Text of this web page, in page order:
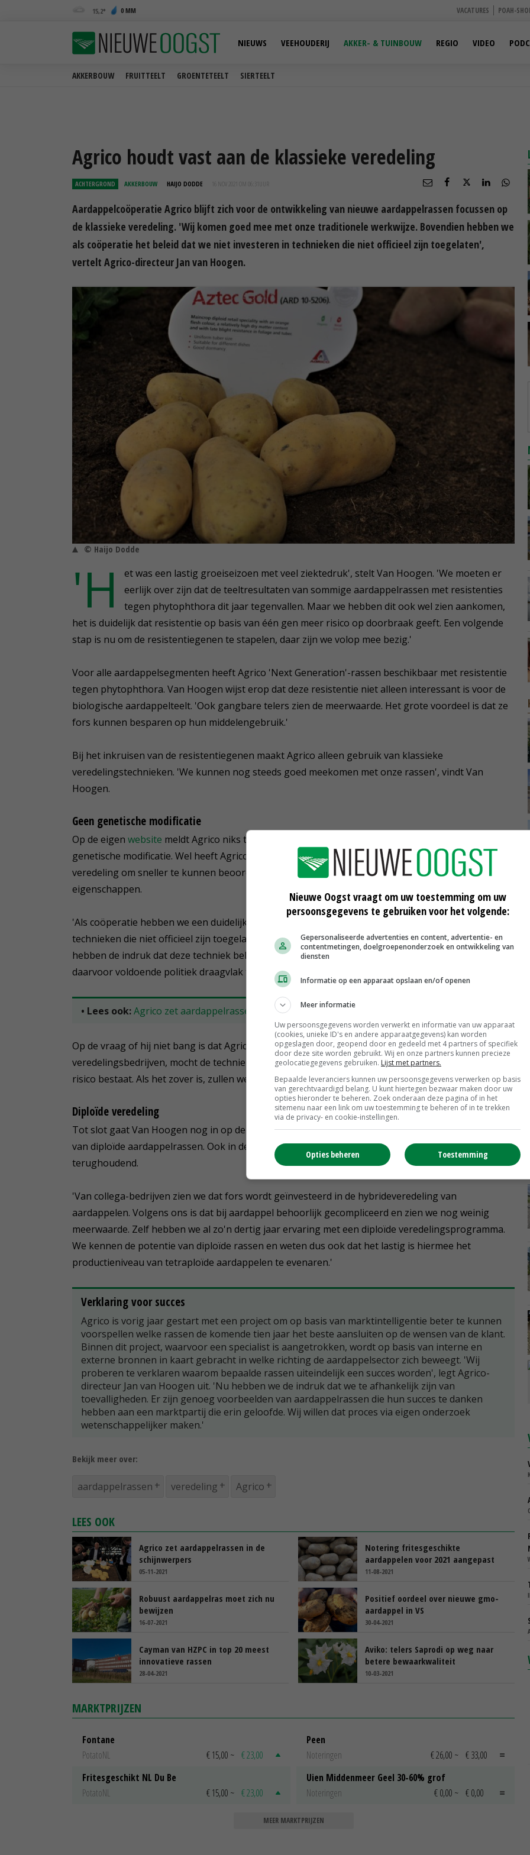
15,2 0 MM VACATURES POAH-
AKKERBOUW FRUITTEELT GROENTETEELT SIERTEELT
NIEUWS VEEHOUDERIJ AKKER- & TUINBOUW REGIO VIDEO
Agrico houdt vast aan de klassieke veredeling
ACHTERGROND AKKERBOUW HAIJO DODDE 16 NOV 2021 OM 06:31
Aardappelcoöperatie Agrico blijft zich voor de ontwikkeling van nieuwe aardappelrassen focussen op
de klassieke veredeling. 'Wij komen goed mee met onze traditionele werkwijze. Bovendien hebben we
als coöperatie het beleid dat we niet investeren in technieken die niet officieel zijn toegelaten',
vertelt Agrico-directeur Jan van Hoogen.
© Haijo Dodde
'H
et was een lastig groeiseizoen met veel ziektedruk', stelt Van Hoogen. 'We moeten er
eerlijk over zijn dat de teeltresultaten van sommige aardappelrassen met resistenties
tegen phytophthora dit jaar tegenvallen. Maar we hebben dit ook wel zien aankomen,
het is duidelijk dat resistentie op basis van één gen meer risico op doorbraak geeft. Een volgende
stap is nu om de resistentiegenen te stapelen, daar zijn we volop mee bezig.'
Voor alle aardappelsegmenten heeft Agrico 'Next Generation'-rassen beschikbaar met resistentie
tegen phytophthora. Van Hoogen wijst erop dat deze resistentie niet alleen interessant is voor de
biologische aardappelteelt. 'Ook gangbare telers zien de meerwaarde. Het grote voordeel is dat ze
fors kunnen besparen op hun middelengebruik.'
Bij het inkruisen van de resistentiegenen maakt Agrico alleen gebruik van klassieke
veredelingstechnieken. 'We kunnen nog steeds goed meekomen met onze rassen', vindt Van
Hoogen.
Geen genetische modificatie
Op de eigen website meldt Agrico niks te doen met technieken die worden geassocieerd met
genetische modificatie. Wel heeft Agrico Research in Emmeloord faciliteiten voor merkergestuurde
veredeling om sneller te kunnen beoordelen of nieuwe variëteiten beschikken over de gewenste
eigenschappen.
'Als coöperatie hebben we een duidelijk beleid dat we het geld van onze leden niet gebruiken voor
technieken die niet officieel zijn toegelaten. Daaronder valt ook Crispr-Cas, wat ons betreft. Wij
hebben de indruk dat deze techniek behoorlijk wordt gehypet en dat het lastig gaat worden
daarvoor voldoende politiek draagvlak te krijgen', verklaart de Agrico-directeur.
• Lees ook:Agrico zet aardappelrassen in de schijnwerpers
Op de vraag of hij niet bang is dat Agrico een achterstand oploopt ten opzichte van andere
veredelingsbedrijven, mocht de techniek alsnog worden toegestaan, antwoordt Van Hoogen: 'Ja dat
risico bestaat. Als het zover is, zullen we de techniek en de kennis daarover moeten inkopen.'
Diploïde veredeling
Tot slot gaat Van Hoogen nog in op de vermeerdering van aardappelen uit zaad en de veredeling
van diploïde aardappelrassen. Ook in deze ontwikkeling is de aardappelcoöperatie nog
terughoudend.
'Van collega-bedrijven zien we dat fors wordt geïnvesteerd in de hybrideveredeling van
aardappelen. Volgens ons is dat bij aardappel behoorlijk gecompliceerd en zien we nog weinig
meerwaarde. Zelf hebben we al zo'n dertig jaar ervaring met een diploïde veredelingsprogramma.
We kennen de potentie van diploïde rassen en weten dus ook dat het lastig is hiermee het
productieniveau van tetraploïde aardappelen te evenaren.'
Verklaring voor succes
Agrico is vorig jaar gestart met een project om op basis van marktintelligentie beter te kunnen
voorspellen welke rassen de komende tien jaar het beste aansluiten op de wensen van de klant.
Binnen dit project, waarvoor een specialist is aangetrokken, wordt op basis van interne en
externe bronnen in kaart gebracht in welke richting de aardappelsector zich beweegt. 'Wij
proberen te verklaren waarom bepaalde rassen uiteindelijk een succes worden', legt Agrico-
directeur Jan van Hoogen uit. 'Nu hebben we de indruk dat we te afhankelijk zijn van
toevalligheden. Er zijn genoeg voorbeelden van aardappelrassen die hun succes te danken
hebben aan een marktpartij die erin geloofde. Wij willen dat proces via eigen onderzoek
wetenschappelijker maken.'
Bekijk meer over:
aardappelrassen veredeling Agrico
LEES OOK
Agrico zet aardappelrassen in de
schijnwerpers
05-11-2021
Notering fritesgeschikte
aardappelen voor 2021 aangepast
11-08-2021
Robuust aardappelras moet zich nu
bewijzen
16-07-2021
Positief oordeel over nieuwe gmo-
aardappel in VS
30-04-2021
Cayman van HZPC in top 20 meest
innovatieve rassen
28-04-2021
Aviko: telers Saprodi op weg naar
betere bewaarkwaliteit
10-03-2021
MARKTPRIJZEN
Fontane
PotatoNL
€ 15,00 ~ € 23,00
Fritesgeschikt NL Du Be
PotatoNL
€ 15,00 ~ € 23,00
Peen
Noteringen
€ 26,00 ~ € 33,00
Uien Middenmeer Geel 30-60% grof
Noteringen
€ 0,00 ~ € 0,00
MEER MARKTPRIJZEN
Nieuwe Oogst vraagt om uw toestemming om uw
persoonsgegevens te gebruiken voor het volgende:
Gepersonaliseerde advertenties en content, advertentie- en
contentmetingen, doelgroepenonderzoek en ontwikkeling van
diensten
Informatie op een apparaat opslaan en/of openen
Meer informatie
Uw persoonsgegevens worden verwerkt en informatie van uw apparaat
(cookies, unieke ID's en andere apparaatgegevens) kan worden
opgeslagen door, geopend door en gedeeld met 4 partners of specifiek
door deze site worden gebruikt. Wij en onze partners kunnen precieze
geolocatiegegevens gebruiken. Lijst met partners.
Bepaalde leveranciers kunnen uw persoonsgegevens verwerken op basis
van gerechtvaardigd belang. U kunt hiertegen bezwaar maken door uw
opties hieronder te beheren. Zoek onderaan deze pagina of in het
sitemenu naar een link om uw toestemming te beheren of in te trekken
via de privacy- en cookie-instellingen.
Toestemming
Opties beheren